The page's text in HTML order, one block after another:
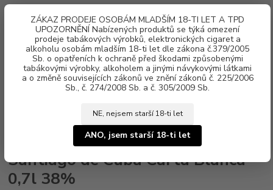
ZÁKAZ PRODEJE OSOBÁM MLADŠÍM 18-TI LET A TPD
UPOZORNĚNÍ Nabízených produktů se týká omezení
prodeje tabákových výrobků, elektronických cigaret a
alkoholu osobám mladším 18-ti let dle zákona č.379/2005
Sb. o opatřeních k ochraně před škodami způsobenými
tabákovými výrobky, alkoholem a jinými návykovými látkami
a o změně souvisejících zákonů ve znění zákonů č. 225/2006
Sb., č. 274/2008 Sb. a č. 305/2009 Sb.
NE, nejsem starší 18-ti let
ANO, jsem starší 18-ti let
Menu
za0 Kč
Santiago de Cuba Carta Blanca
0,7l 38%